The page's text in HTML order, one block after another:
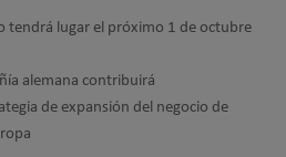
tendrá lugar el próximo 1 de octubre
alemana contribuirá
de expansión del negocio de